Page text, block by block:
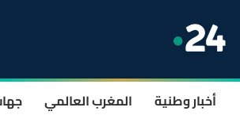
أخبار وطنية المغرب العالمي